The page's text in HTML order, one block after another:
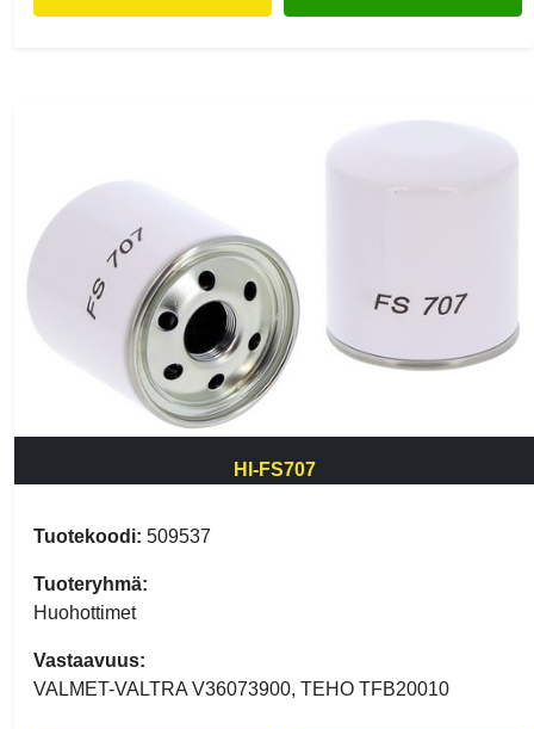
HI-FS707
Tuotekoodi: 509537
Tuoteryhmä:
Huohottimet
Vastaavuus:
VALMET-VALTRA V36073900, TEHO TFB20010